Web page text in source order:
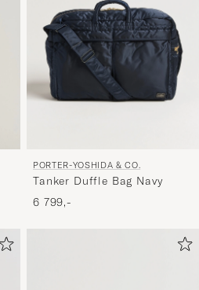
PORTER-YOSHIDA & CO.
Tanker Duffle Bag Navy
6 799,-